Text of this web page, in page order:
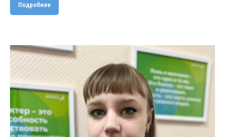
Подробнее